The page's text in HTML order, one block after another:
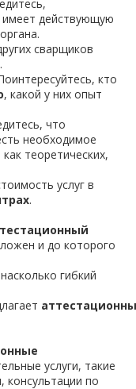
имеет действующую
сварщиков
.
кто
, какой у них опыт
что
необходимое
теоретических,
услуг в
.
и до которого
гибкий
услуги, такие
, консультации по